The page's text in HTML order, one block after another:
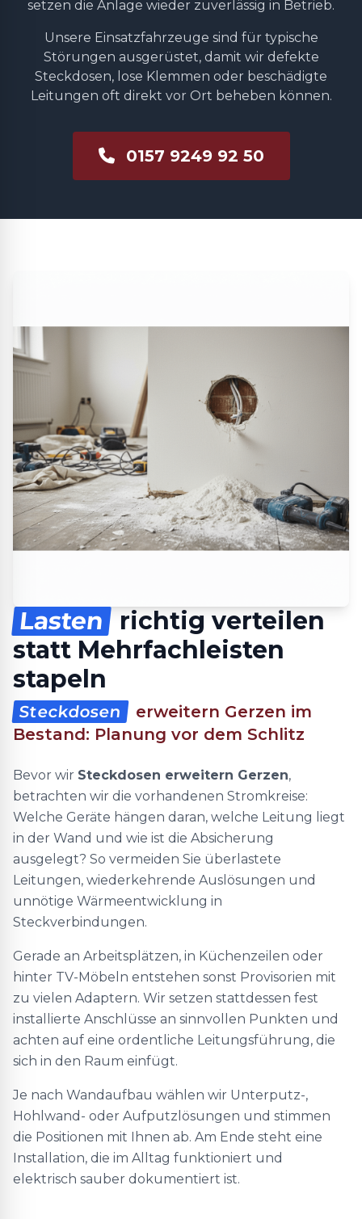
setzen die Anlage wieder zuverlässig in Betrieb.
Unsere Einsatzfahrzeuge sind für typische
Störungen ausgerüstet, damit wir defekte
Steckdosen, lose Klemmen oder beschädigte
Leitungen oft direkt vor Ort beheben können.
0157 9249 92 50
Lasten
richtig verteilen
statt Mehrfachleisten
stapeln
Steckdosen
erweitern Gerzen im
Bestand: Planung vor dem Schlitz
Bevor wir Steckdosen erweitern Gerzen,
betrachten wir die vorhandenen Stromkreise:
Welche Geräte hängen daran, welche Leitung liegt
in der Wand und wie ist die Absicherung
ausgelegt? So vermeiden Sie überlastete
Leitungen, wiederkehrende Auslösungen und
unnötige Wärmeentwicklung in
Steckverbindungen.
Gerade an Arbeitsplätzen, in Küchenzeilen oder
hinter TV-Möbeln entstehen sonst Provisorien mit
zu vielen Adaptern. Wir setzen stattdessen fest
installierte Anschlüsse an sinnvollen Punkten und
achten auf eine ordentliche Leitungsführung, die
sich in den Raum einfügt.
Je nach Wandaufbau wählen wir Unterputz-,
Hohlwand- oder Aufputzlösungen und stimmen
die Positionen mit Ihnen ab. Am Ende steht eine
Installation, die im Alltag funktioniert und
elektrisch sauber dokumentiert ist.